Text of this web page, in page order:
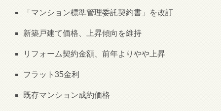
「マンション標準管理委託契約書」を改訂
新築戸建て価格、上昇傾向を維持
リフォーム契約金額、前年よりやや上昇
フラット35金利
既存マンション成約価格